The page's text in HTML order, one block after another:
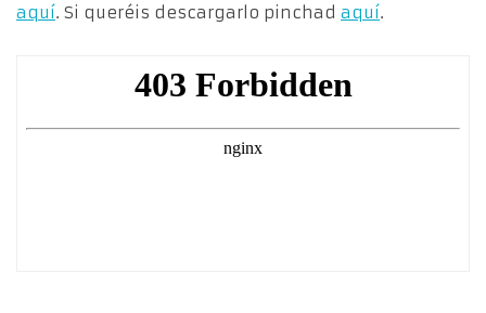
aquí. Si queréis descargarlo pinchad aquí.